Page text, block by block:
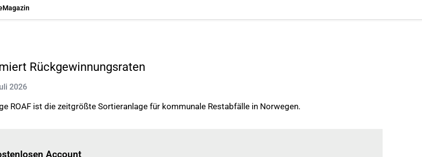
Magazin
Rückgewinnungsraten
2026
ROAF ist die zeitgrößte Sortieranlage für kommunale Restabfälle in Norwegen.
Account